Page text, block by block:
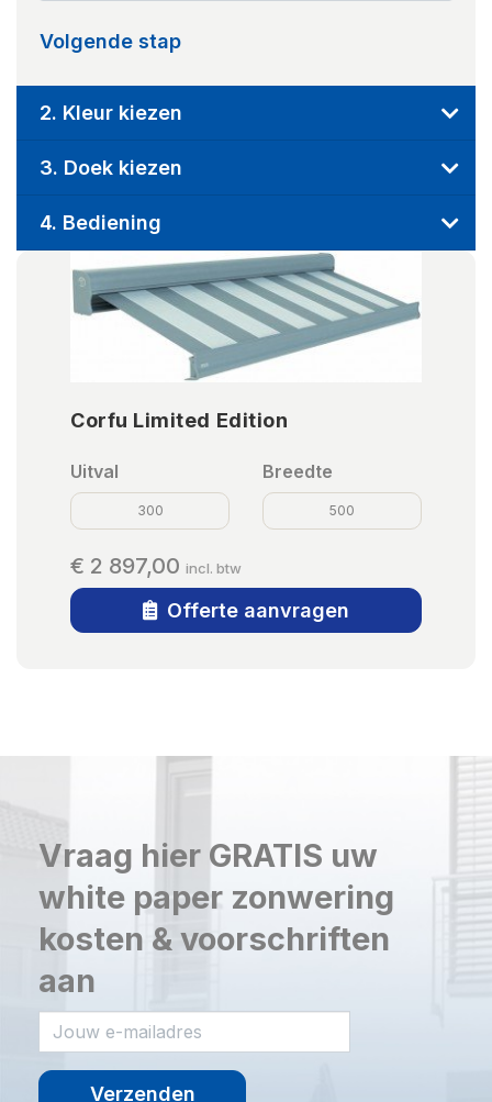
Volgende stap
2. Kleur kiezen
3. Doek kiezen
4. Bediening
Corfu Limited Edition
Uitval
300
Breedte
500
€ 2 897,00 incl. btw
Offerte aanvragen
Vraag hier GRATIS uw
white paper zonwering
kosten & voorschriften
aan
Verzenden